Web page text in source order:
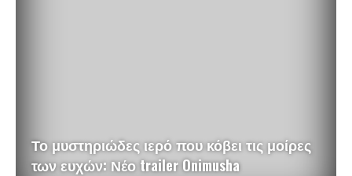
Το μυστηριώδες ιερό που κόβει τις μοίρες
των ευχών: Νέο trailer Onimusha